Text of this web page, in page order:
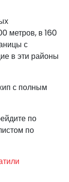
метров, в 160
с
в эти районы
с полным
по
по